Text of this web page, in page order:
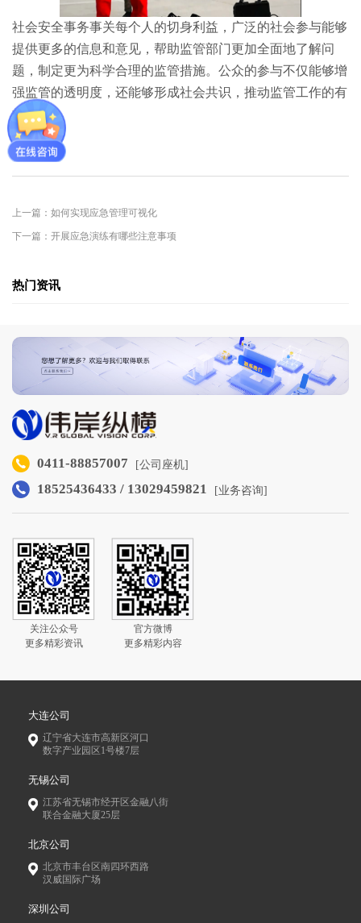
社会安全事务事关每个人的切身利益，广泛的社会参与能够
提供更多的信息和意见，帮助监管部门更加全面地了解问
题，制定更为科学合理的监管措施。公众的参与不仅能够增
强监管的透明度，还能够形成社会共识，推动监管工作的有
效开展。
上一篇：如何实现应急管理可视化
下一篇：开展应急演练有哪些注意事项
热门资讯
0411-88857007 [公司座机]
18525436433 / 13029459821 [业务咨询]
关注公众号
更多精彩资讯
官方微博
更多精彩内容
大连公司
辽宁省大连市高新区河口
数字产业园区1号楼7层
无锡公司
江苏省无锡市经开区金融八街
联合金融大厦25层
北京公司
北京市丰台区南四环西路
汉威国际广场
深圳公司